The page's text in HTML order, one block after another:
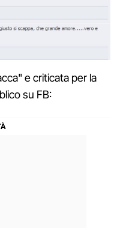
e criticata per la
su FB: